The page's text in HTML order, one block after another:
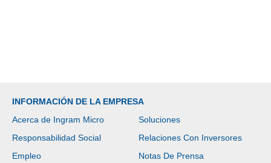
INFORMACIÓN DE LA EMPRESA
Acerca de Ingram Micro
Soluciones
Responsabilidad Social
Relaciones Con Inversores
Empleo
Notas De Prensa